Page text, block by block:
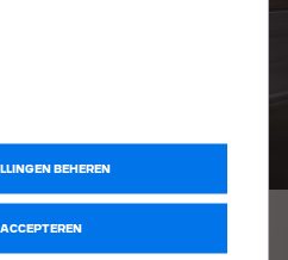
auto eruit kan zien als een
BEHEREN